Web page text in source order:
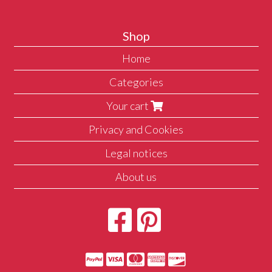
Shop
Home
Categories
Your cart
Privacy and Cookies
Legal notices
About us